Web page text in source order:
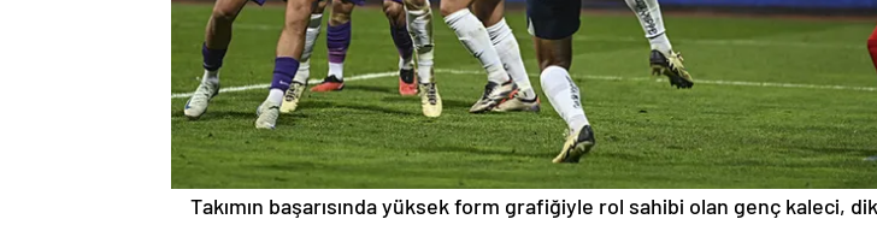
Takımın başarısında yüksek form grafiğiyle rol sahibi olan genç kaleci,